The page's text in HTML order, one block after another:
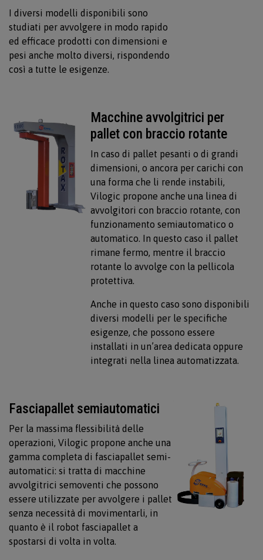
I diversi modelli disponibili sono
studiati per avvolgere in modo rapido
ed efficace prodotti con dimensioni e
pesi anche molto diversi, rispondendo
così a tutte le esigenze.
Macchine avvolgitrici per
pallet con braccio rotante
In caso di pallet pesanti o di grandi
dimensioni, o ancora per carichi con
una forma che li rende instabili,
Vilogic propone anche una linea di
avvolgitori con braccio rotante, con
funzionamento semiautomatico o
automatico. In questo caso il pallet
rimane fermo, mentre il braccio
rotante lo avvolge con la pellicola
protettiva.
Anche in questo caso sono disponibili
diversi modelli per le specifiche
esigenze, che possono essere
installati in un’area dedicata oppure
integrati nella linea automatizzata.
Fasciapallet semiautomatici
Per la massima flessibilità delle
operazioni, Vilogic propone anche una
gamma completa di fasciapallet semi-
automatici: si tratta di macchine
avvolgitrici semoventi che possono
essere utilizzate per avvolgere i pallet
senza necessità di movimentarli, in
quanto è il robot fasciapallet a
spostarsi di volta in volta.